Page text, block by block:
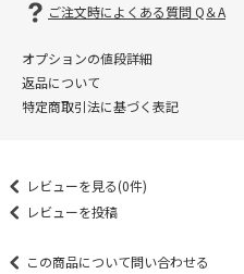
ご注文時によくある質問 Q＆A
オプションの値段詳細
返品について
特定商取引法に基づく表記
レビューを見る(0件)
レビューを投稿
この商品について問い合わせる